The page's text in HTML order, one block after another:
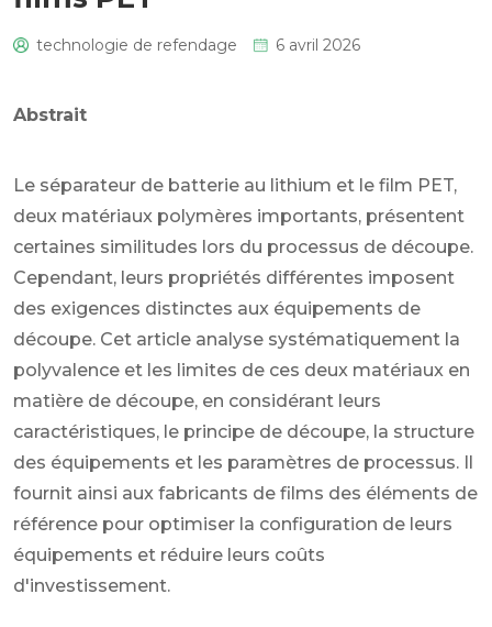
technologie de refendage 6 avril 2026
Abstrait
Le séparateur de batterie au lithium et le film PET,
deux matériaux polymères importants, présentent
certaines similitudes lors du processus de découpe.
Cependant, leurs propriétés différentes imposent
des exigences distinctes aux équipements de
découpe. Cet article analyse systématiquement la
polyvalence et les limites de ces deux matériaux en
matière de découpe, en considérant leurs
caractéristiques, le principe de découpe, la structure
des équipements et les paramètres de processus. Il
fournit ainsi aux fabricants de films des éléments de
référence pour optimiser la configuration de leurs
équipements et réduire leurs coûts
d'investissement.